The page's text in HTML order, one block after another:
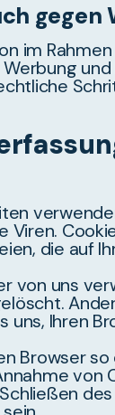
gegen
im
Viren.
die auf
von uns
uns, Ihren
Browser